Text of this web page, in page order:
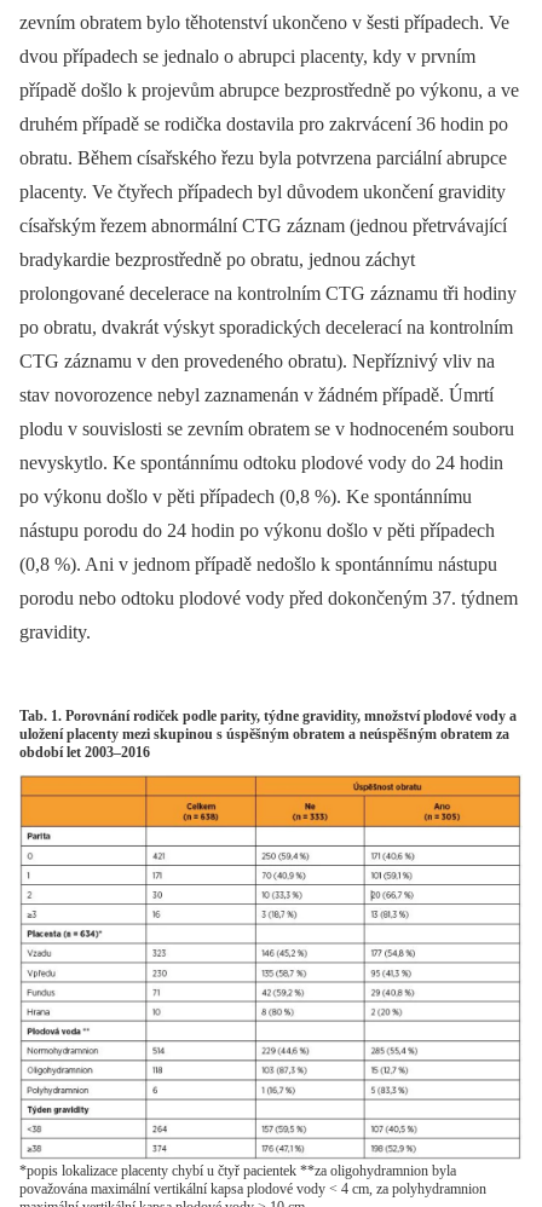
zevním obratem bylo těhotenství ukončeno v šesti případech. Ve
dvou případech se jednalo o abrupci placenty, kdy v prvním
případě došlo k projevům abrupce bezprostředně po výkonu, a ve
druhém případě se rodička dostavila pro zakrvácení 36 hodin po
obratu. Během císařského řezu byla potvrzena parciální abrupce
placenty. Ve čtyřech případech byl důvodem ukončení gravidity
císařským řezem abnormální CTG záznam (jednou přetrvávající
bradykardie bezprostředně po obratu, jednou záchyt
prolongované decelerace na kontrolním CTG záznamu tři hodiny
po obratu, dvakrát výskyt sporadických decelerací na kontrolním
CTG záznamu v den provedeného obratu). Nepříznivý vliv na
stav novorozence nebyl zaznamenán v žádném případě. Úmrtí
plodu v souvislosti se zevním obratem se v hodnoceném souboru
nevyskytlo. Ke spontánnímu odtoku plodové vody do 24 hodin
po výkonu došlo v pěti případech (0,8 %). Ke spontánnímu
nástupu porodu do 24 hodin po výkonu došlo v pěti případech
(0,8 %). Ani v jednom případě nedošlo k spontánnímu nástupu
porodu nebo odtoku plodové vody před dokončeným 37. týdnem
gravidity.
Tab. 1. Porovnání rodiček podle parity, týdne gravidity, množství plodové vody a
uložení placenty mezi skupinou s úspěšným obratem a neúspěšným obratem za
období let 2003–2016
*popis lokalizace placenty chybí u čtyř pacientek **za oligohydramnion byla
považována maximální vertikální kapsa plodové vody < 4 cm, za polyhydramnion